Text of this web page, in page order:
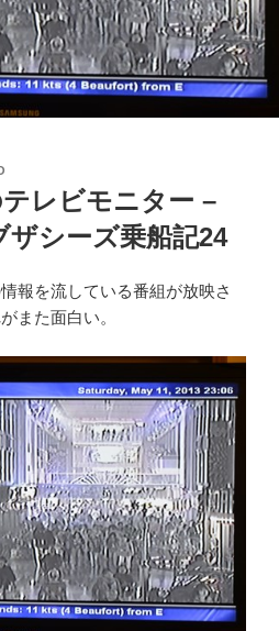
レビモニター –
シーズ乗船記24
報を流している番組が放映さ
また面白い。